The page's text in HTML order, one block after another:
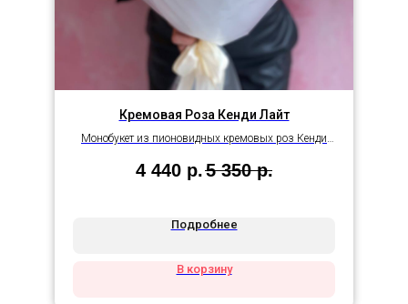
Кремовая Роза Кенди Лайт
Монобукет из пионовидных кремовых роз Кенди
4 440 р.5 350 р.
Подробнее
В корзину